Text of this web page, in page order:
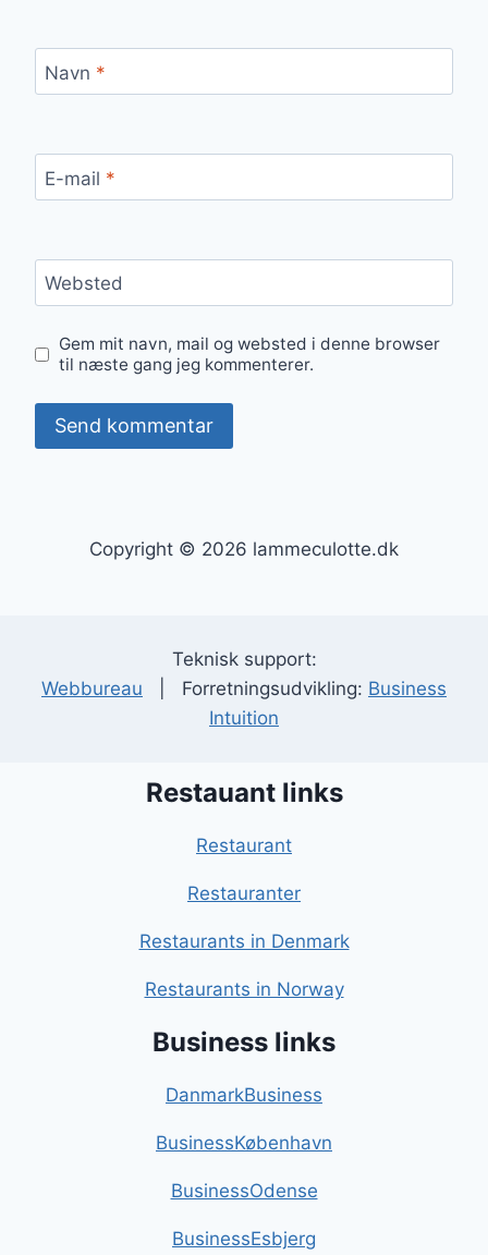
Navn *
E-mail *
Websted
Gem mit navn, mail og websted i denne browser
til næste gang jeg kommenterer.
Copyright © 2026 lammeculotte.dk
Teknisk support:
Webbureau | Forretningsudvikling: Business
Intuition
Restauant links
Restaurant
Restauranter
Restaurants in Denmark
Restaurants in Norway
Business links
DanmarkBusiness
BusinessKøbenhavn
BusinessOdense
BusinessEsbjerg